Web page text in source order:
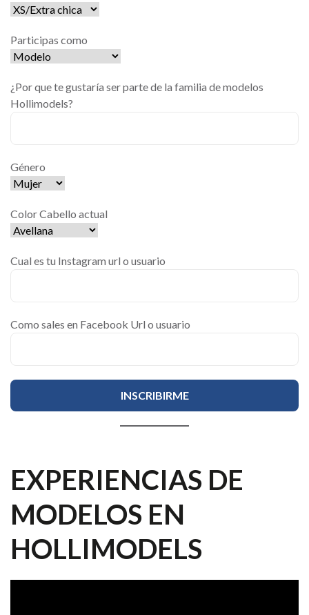
Participas como
¿Por que te gustaría ser parte de la familia de modelos
Hollimodels?
Género
Color Cabello actual
Cual es tu Instagram url o usuario
Como sales en Facebook Url o usuario
EXPERIENCIAS DE
MODELOS EN
HOLLIMODELS